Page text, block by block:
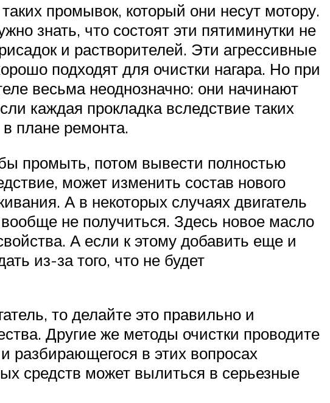
промывок, который они несут мотору.
знать, что состоят эти пятиминутки не
и растворителей. Эти агрессивные
подходят для очистки нагара. Но при
весьма неоднозначно: они начинают
каждая прокладка вследствие таких
плане ремонта.
промыть, потом вывести полностью
может изменить состав нового
А в некоторых случаях двигатель
не получиться. Здесь новое масло
А если к этому добавить еще и
из-за того, что не будет
то делайте это правильно и
Другие же методы очистки проводите
разбирающегося в этих вопросах
средств может вылиться в серьезные